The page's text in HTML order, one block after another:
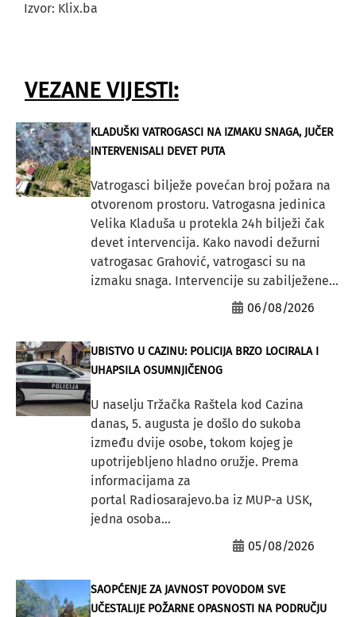
Izvor: Klix.ba
VEZANE VIJESTI:
KLADUŠKI VATROGASCI NA IZMAKU SNAGA, JUČER
INTERVENISALI DEVET PUTA
Vatrogasci bilježe povećan broj požara na
otvorenom prostoru. Vatrogasna jedinica
Velika Kladuša u protekla 24h bilježi čak
devet intervencija. Kako navodi dežurni
vatrogasac Grahović, vatrogasci su na
izmaku snaga. Intervencije su zabilježene...
06/08/2026
UBISTVO U CAZINU: POLICIJA BRZO LOCIRALA I
UHAPSILA OSUMNJIČENOG
U naselju Tržačka Raštela kod Cazina
danas, 5. augusta je došlo do sukoba
između dvije osobe, tokom kojeg je
upotrijebljeno hladno oružje. Prema
informacijama za
portal Radiosarajevo.ba iz MUP-a USK,
jedna osoba...
05/08/2026
SAOPĆENJE ZA JAVNOST POVODOM SVE
UČESTALIJE POŽARNE OPASNOSTI NA PODRUČJU